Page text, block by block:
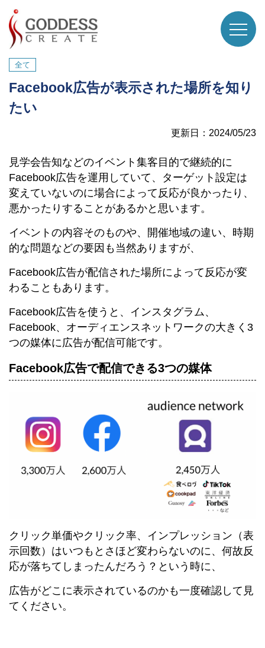
全て
Facebook広告が表示された場所を知り
たい
更新日：2024/05/23
見学会告知などのイベント集客目的で継続的に
Facebook広告を運用していて、ターゲット設定は
変えていないのに場合によって反応が良かったり、
悪かったりすることがあるかと思います。
イベントの内容そのものや、開催地域の違い、時期
的な問題などの要因も当然ありますが、
Facebook広告が配信された場所によって反応が変
わることもあります。
Facebook広告を使うと、インスタグラム、
Facebook、オーディエンスネットワークの大きく3
つの媒体に広告が配信可能です。
Facebook広告で配信できる3つの媒体
クリック単価やクリック率、インプレッション（表
示回数）はいつもとさほど変わらないのに、何故反
応が落ちてしまったんだろう？という時に、
広告がどこに表示されているのかも一度確認して見
てください。